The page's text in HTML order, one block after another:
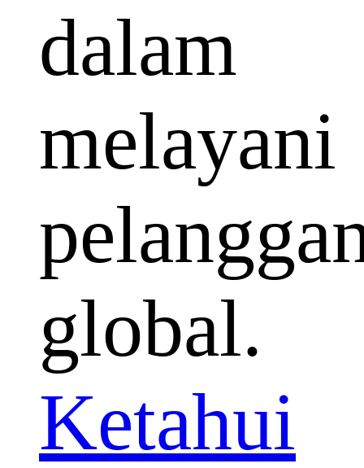
dalam
melayani
global.
Ketahui